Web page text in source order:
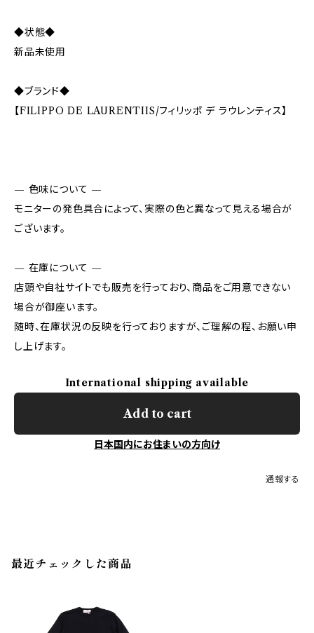
◆状態◆
新品未使用
◆ブランド◆
【FILIPPO DE LAURENTIIS/フィリッポ デ ラウレンティス】
— 色味について —
モニターの発色具合によって、実際の色と異なって見える場合が
ございます。
— 在庫について —
店頭や自社サイトでも販売を行っており、商品をご用意できない
場合が御座います。
随時、在庫状況の反映を行っておりますが、ご理解の程、お願い申
し上げます。
International shipping available
Add to cart
日本国内にお住まいの方向け
通報する
最近チェックした商品